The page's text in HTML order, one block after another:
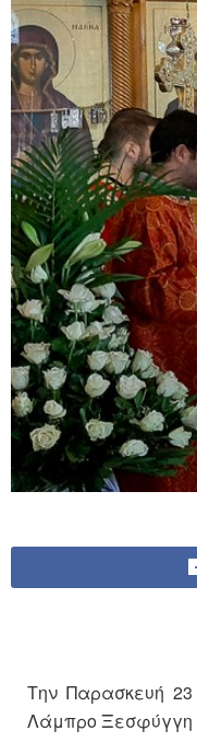
Την Παρασκευή
Λάμπρο Ξεσφύγγη